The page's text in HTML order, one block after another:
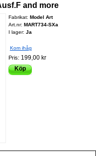
and more
Fabrikat: Model Art
Art.nr: MART734-SXa
I lager: Ja
Kom ihåg
Pris: 199,00 kr
Köp